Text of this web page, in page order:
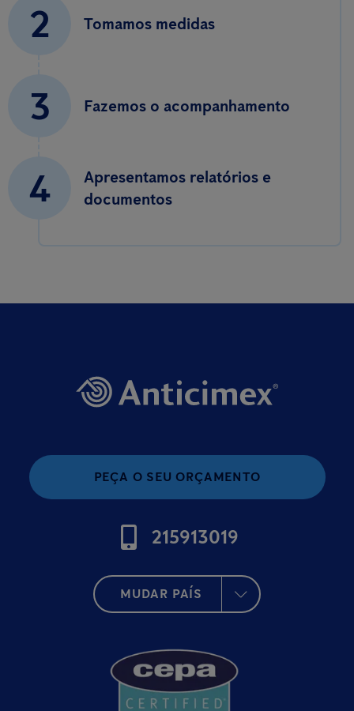
2 Tomamos medidas
3 Fazemos o acompanhamento
4
Apresentamos relatórios e
documentos
PEÇA O SEU ORÇAMENTO
215913019
MUDAR PAÍS